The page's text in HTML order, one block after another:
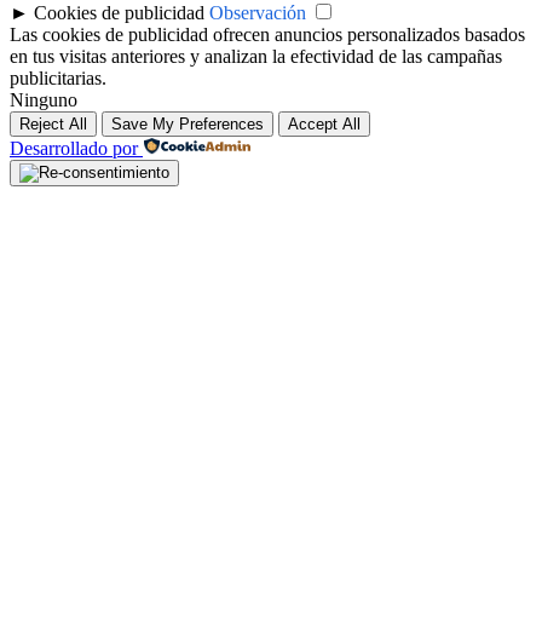
► Cookies de publicidad Observación
Las cookies de publicidad ofrecen anuncios personalizados basados
en tus visitas anteriores y analizan la efectividad de las campañas
publicitarias.
Ninguno
Reject All Save My Preferences Accept All
Desarrollado por